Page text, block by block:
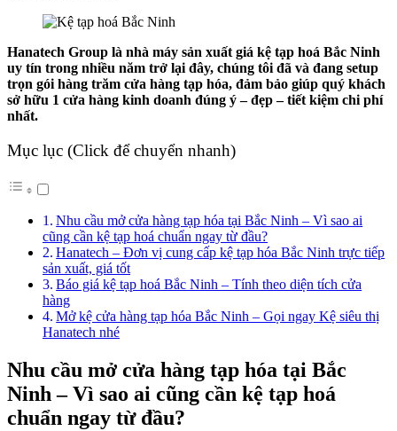
Hanatech Group là nhà máy sản xuất giá kệ tạp hoá Bắc Ninh
uy tín trong nhiều năm trở lại đây, chúng tôi đã và đang setup
trọn gói hàng trăm cửa hàng tạp hóa, đảm bảo giúp quý khách
sở hữu 1 cửa hàng kinh doanh đúng ý – đẹp – tiết kiệm chi phí
nhất.
Mục lục (Click để chuyển nhanh)
Nhu cầu mở cửa hàng tạp hóa tại Bắc Ninh – Vì sao ai
cũng cần kệ tạp hoá chuẩn ngay từ đầu?
Hanatech – Đơn vị cung cấp kệ tạp hóa Bắc Ninh trực tiếp
sản xuất, giá tốt
Báo giá kệ tạp hoá Bắc Ninh – Tính theo diện tích cửa
hàng
Mở kệ cửa hàng tạp hóa Bắc Ninh – Gọi ngay Kệ siêu thị
Hanatech nhé
Nhu cầu mở cửa hàng tạp hóa tại Bắc
Ninh – Vì sao ai cũng cần kệ tạp hoá
chuẩn ngay từ đầu?